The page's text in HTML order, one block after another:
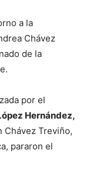
a la
Chávez
de la
por el
Hernández,
Chávez Treviño,
pararon el